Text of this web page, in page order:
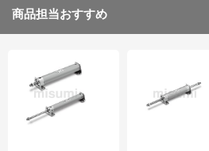
商品担当おすすめ